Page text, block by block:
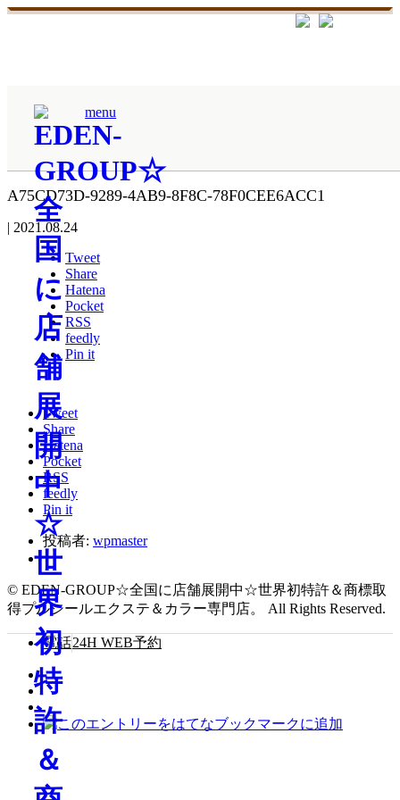
menu
ホーム
A75CD73D-9289-4AB9-8F8C-78F0CEE6ACC1
A75CD73D-9289-4AB9-8F8C-78F0CEE6ACC1
| 2021.08.24
Tweet
Share
Hatena
Pocket
RSS
feedly
Pin it
Tweet
Share
Hatena
Pocket
RSS
feedly
Pin it
投稿者: wpmaster
© EDEN-GROUP☆全国に店舗展開中☆世界初特許＆商標取
得プルシールエクステ＆カラー専門店。 All Rights Reserved.
電話24H WEB予約